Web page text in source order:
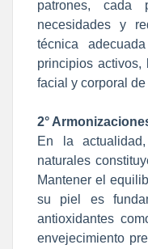
patrones, cada
necesidades y
técnica
principios activos,
facial y corporal
2°
En la
naturales
Mantener el
su piel es
antioxidantes
envejecimiento